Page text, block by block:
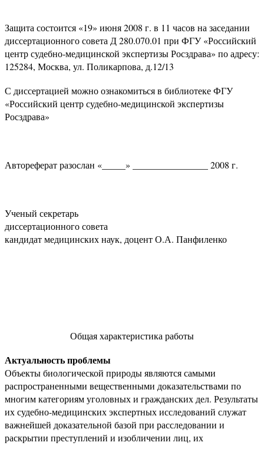
Защита состоится «19» июня 2008 г. в 11 часов на заседании
диссертационного совета Д 280.070.01 при ФГУ «Российский
центр судебно-медицинской экспертизы Росздрава» по адресу:
125284, Москва, ул. Поликарпова, д.12/13
С диссертацией можно ознакомиться в библиотеке ФГУ
«Российский центр судебно-медицинской экспертизы
Росздрава»
Автореферат разослан «_____» ________________ 2008 г.
Ученый секретарь
диссертационного совета
кандидат медицинских наук, доцент О.А. Панфиленко
Общая характеристика работы
Актуальность проблемы
Объекты биологической природы являются самыми
распространенными вещественными доказательствами по
многим категориям уголовных и гражданских дел. Результаты
их судебно-медицинских экспертных исследований служат
важнейшей доказательной базой при расследовании и
раскрытии преступлений и изобличении лиц, их